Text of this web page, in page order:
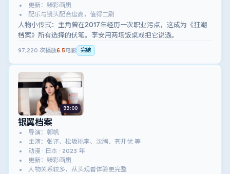
更新：臻彩画质
配乐与镜头配合度高，值得二刷
人物小传式：主角曾在2017年经历一次职业污点，这成为《狂潮
档案》所有选择的伏笔。李安用两场饭桌戏把它说透。
97,220 次播放6.5电影 完结
99:00
银翼档案
导演：郭帆
主演：张译、松坂桃李、沈腾、苍井优 等
动漫 · 日本 · 2023 年
更新：臻彩画质
人物关系较多，从头观看体验更完整